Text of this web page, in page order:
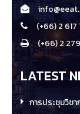
(+66) 2 617
(+66) 2
LATEST
การประชุมวิช